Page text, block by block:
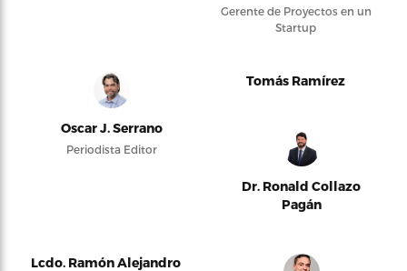
Gerente de Proyectos en un
Startup
Oscar J. Serrano
Periodista Editor
Tomás Ramírez
Dr. Ronald Collazo
Pagán
Lcdo. Ramón Alejandro